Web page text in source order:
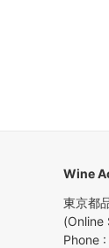
Wine
東京都
(Online
Phone